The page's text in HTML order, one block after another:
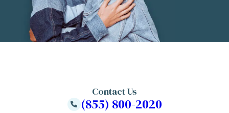
Contact Us
(855) 800-2020